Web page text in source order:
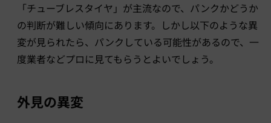
「チューブレスタイヤ」が主流なので、パンクかどうか
の判断が難しい傾向にあります。しかし以下のような異
変が見られたら、パンクしている可能性があるので、一
度業者などプロに見てもらうとよいでしょう。
外見の異変